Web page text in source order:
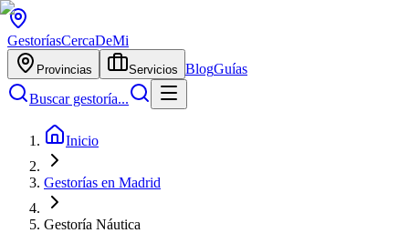
GestoríasCercaDeMi
Provincias Servicios BlogGuías
Buscar gestoría...
Inicio
Gestorías en Madrid
Gestoría Náutica